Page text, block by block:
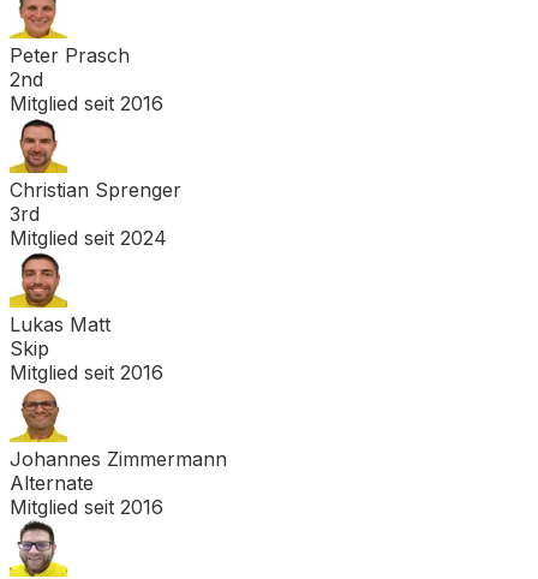
Peter Prasch
2nd
Mitglied seit 2016
Christian Sprenger
3rd
Mitglied seit 2024
Lukas Matt
Skip
Mitglied seit 2016
Johannes Zimmermann
Alternate
Mitglied seit 2016